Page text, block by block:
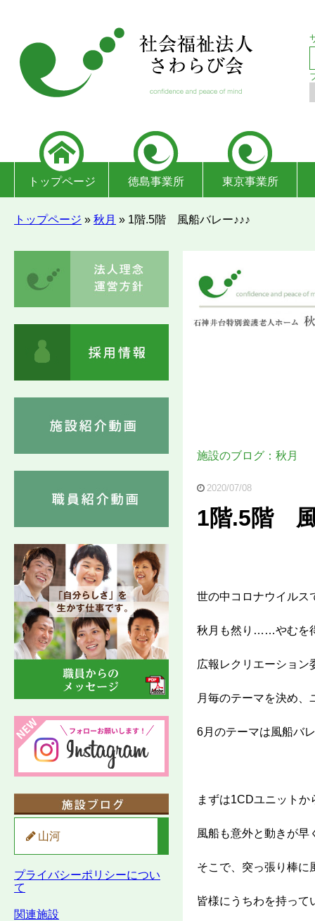
トップページ 徳島事業所 東京事業所
トップページ » 秋月 » 1階.5階 風船バレー♪♪♪
施設のブログ：秋月
2020/07/08
1階.5階
世の中コロナウイルス
秋月も然り……やむを
広報レクリエーション
月毎のテーマを決め
6月のテーマは風船バ
まずは1CDユニット
風船も意外と動きが
そこで、突っ張り棒に
皆様にうちわを持って
山河
プライバシーポリシーについ
て
関連施設